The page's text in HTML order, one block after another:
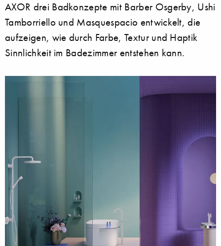
AXOR drei Badkonzepte mit Barber Osgerby, Ushi
Tamborriello und Masquespacio entwickelt, die
aufzeigen, wie durch Farbe, Textur und Haptik
Sinnlichkeit im Badezimmer entstehen kann.